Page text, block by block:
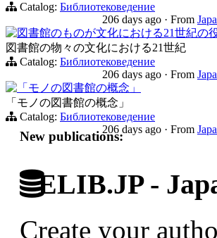
Catalog: Библиотековедение
206 days ago · From
図書館のものが文化における21世紀の
図書館の物々の文化における21世紀
Catalog: Библиотековедение
206 days ago · From
「モノの図書館の概念」
「モノの図書館の概念」
Catalog: Библиотековедение
206 days ago · From
New publications:
ELIB.JP -
Create your